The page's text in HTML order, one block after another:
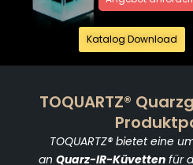
Katalog Download
TOQUARTZ®
TOQUARTZ® bietet eine
an Quarz-IR-Küvetten für